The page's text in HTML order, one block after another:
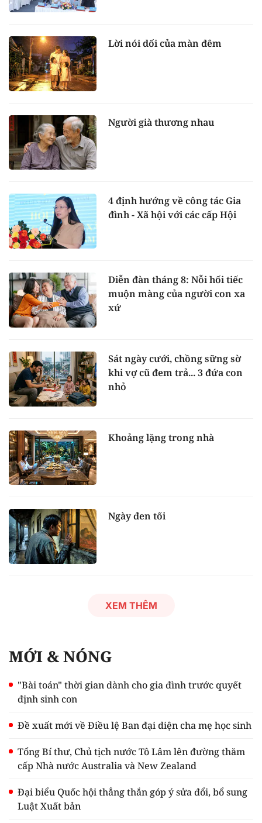
Lời nói dối của màn đêm
Người già thương nhau
4 định hướng về công tác Gia
đình - Xã hội với các cấp Hội
Diễn đàn tháng 8: Nỗi hối tiếc
muộn màng của người con xa
xứ
Sát ngày cưới, chồng sững sờ
khi vợ cũ đem trả... 3 đứa con
nhỏ
Khoảng lặng trong nhà
Ngày đen tối
XEM THÊM
MỚI & NÓNG
"Bài toán" thời gian dành cho gia đình trước quyết
định sinh con
Đề xuất mới về Điều lệ Ban đại diện cha mẹ học sinh
Tổng Bí thư, Chủ tịch nước Tô Lâm lên đường thăm
cấp Nhà nước Australia và New Zealand
Đại biểu Quốc hội thẳng thắn góp ý sửa đổi, bổ sung
Luật Xuất bản